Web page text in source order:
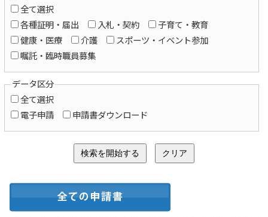
全て選択
各種証明・届出
入札・契約
子育て・教育
健康・医療
介護
スポーツ・イベント参加
嘱託・臨時職員募集
データ区分
全て選択
電子申請
申請書ダウンロード